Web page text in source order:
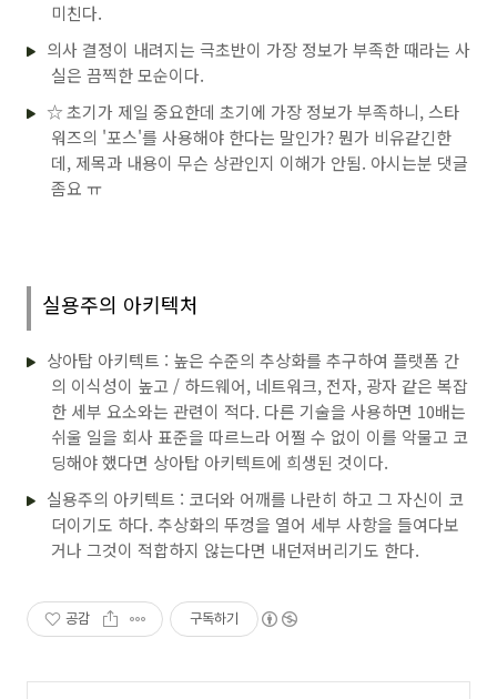
미친다.
의사 결정이 내려지는 극초반이 가장 정보가 부족한 때라는 사
실은 끔찍한 모순이다.
☆ 초기가 제일 중요한데 초기에 가장 정보가 부족하니, 스타
워즈의 '포스'를 사용해야 한다는 말인가? 뭔가 비유같긴한
데, 제목과 내용이 무슨 상관인지 이해가 안됨. 아시는분 댓글
좀요 ㅠ
실용주의 아키텍처
상아탑 아키텍트 : 높은 수준의 추상화를 추구하여 플랫폼 간
의 이식성이 높고 / 하드웨어, 네트워크, 전자, 광자 같은 복잡
한 세부 요소와는 관련이 적다. 다른 기술을 사용하면 10배는
쉬울 일을 회사 표준을 따르느라 어쩔 수 없이 이를 악물고 코
딩해야 했다면 상아탑 아키텍트에 희생된 것이다.
실용주의 아키텍트 : 코더와 어깨를 나란히 하고 그 자신이 코
더이기도 하다. 추상화의 뚜껑을 열어 세부 사항을 들여다보
거나 그것이 적합하지 않는다면 내던져버리기도 한다.
공감 구독하기